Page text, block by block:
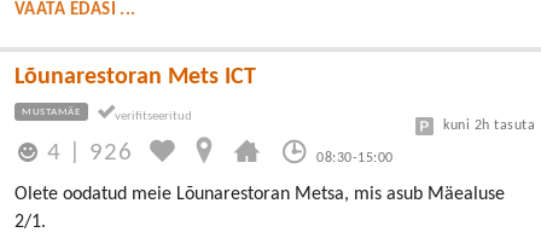
VAATA EDASI ...
Lõunarestoran Mets ICT
MUSTAMÄE
4 926 08:30-15:00
kuni 2h tasuta
Olete oodatud meie Lõunarestoran Metsa, mis asub Mäealuse
2/1.